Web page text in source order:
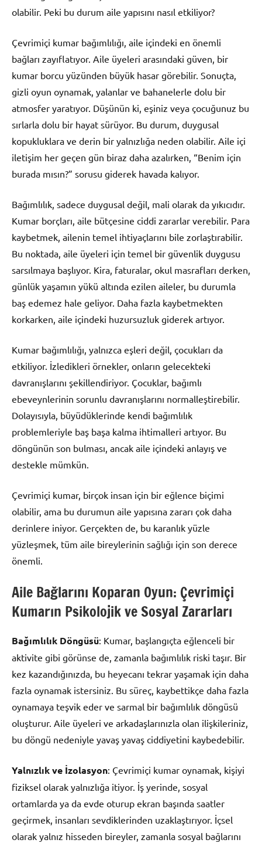
olabilir. Peki bu durum aile yapısını nasıl etkiliyor?
Çevrimiçi kumar bağımlılığı, aile içindeki en önemli
bağları zayıflatıyor. Aile üyeleri arasındaki güven, bir
kumar borcu yüzünden büyük hasar görebilir. Sonuçta,
gizli oyun oynamak, yalanlar ve bahanelerle dolu bir
atmosfer yaratıyor. Düşünün ki, eşiniz veya çocuğunuz bu
sırlarla dolu bir hayat sürüyor. Bu durum, duygusal
kopukluklara ve derin bir yalnızlığa neden olabilir. Aile içi
iletişim her geçen gün biraz daha azalırken, “Benim için
burada mısın?” sorusu giderek havada kalıyor.
Bağımlılık, sadece duygusal değil, mali olarak da yıkıcıdır.
Kumar borçları, aile bütçesine ciddi zararlar verebilir. Para
kaybetmek, ailenin temel ihtiyaçlarını bile zorlaştırabilir.
Bu noktada, aile üyeleri için temel bir güvenlik duygusu
sarsılmaya başlıyor. Kira, faturalar, okul masrafları derken,
günlük yaşamın yükü altında ezilen aileler, bu durumla
baş edemez hale geliyor. Daha fazla kaybetmekten
korkarken, aile içindeki huzursuzluk giderek artıyor.
Kumar bağımlılığı, yalnızca eşleri değil, çocukları da
etkiliyor. İzledikleri örnekler, onların gelecekteki
davranışlarını şekillendiriyor. Çocuklar, bağımlı
ebeveynlerinin sorunlu davranışlarını normalleştirebilir.
Dolayısıyla, büyüdüklerinde kendi bağımlılık
problemleriyle baş başa kalma ihtimalleri artıyor. Bu
döngünün son bulması, ancak aile içindeki anlayış ve
destekle mümkün.
Çevrimiçi kumar, birçok insan için bir eğlence biçimi
olabilir, ama bu durumun aile yapısına zararı çok daha
derinlere iniyor. Gerçekten de, bu karanlık yüzle
yüzleşmek, tüm aile bireylerinin sağlığı için son derece
önemli.
Aile Bağlarını Koparan Oyun: Çevrimiçi
Kumarın Psikolojik ve Sosyal Zararları
Bağımlılık Döngüsü: Kumar, başlangıçta eğlenceli bir
aktivite gibi görünse de, zamanla bağımlılık riski taşır. Bir
kez kazandığınızda, bu heyecanı tekrar yaşamak için daha
fazla oynamak istersiniz. Bu süreç, kaybettikçe daha fazla
oynamaya teşvik eder ve sarmal bir bağımlılık döngüsü
oluşturur. Aile üyeleri ve arkadaşlarınızla olan ilişkileriniz,
bu döngü nedeniyle yavaş yavaş ciddiyetini kaybedebilir.
Yalnızlık ve İzolasyon: Çevrimiçi kumar oynamak, kişiyi
fiziksel olarak yalnızlığa itiyor. İş yerinde, sosyal
ortamlarda ya da evde oturup ekran başında saatler
geçirmek, insanları sevdiklerinden uzaklaştırıyor. İçsel
olarak yalnız hisseden bireyler, zamanla sosyal bağlarını